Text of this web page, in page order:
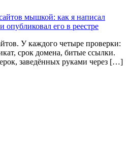
мышкой: как я написал
опубликовал его в реестре
У каждого четыре проверки:
срок домена, битые ссылки.
заведённых руками через […]